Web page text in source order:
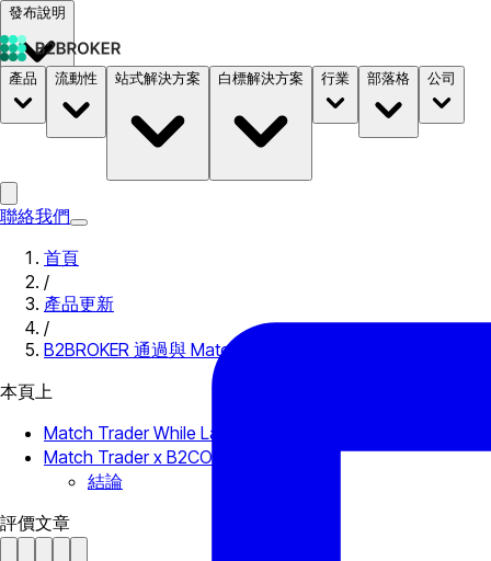
發布說明
文件 定價 B2STORE
產品 流動性 站式解決方案 白標解決方案 行業 部落格 公司
聯絡我們
首頁
/
產品更新
/
B2BROKER 通過與 Match Trader 集成擴展其白標流動性
本頁上
Match Trader While Label 解決方案
Match Trader x B2CORE 集成
結論
評價文章